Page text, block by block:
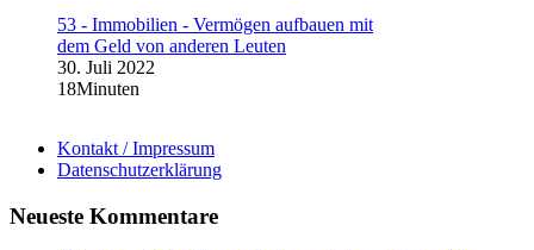
53 - Immobilien - Vermögen aufbauen mit
dem Geld von anderen Leuten
30. Juli 2022
18Minuten
Kontakt / Impressum
Datenschutzerklärung
Neueste Kommentare